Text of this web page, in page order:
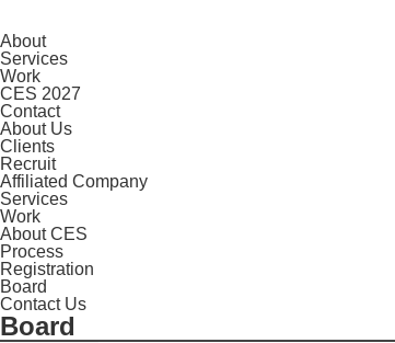
About
Services
Work
CES 2027
Contact
About Us
Clients
Recruit
Affiliated Company
Services
Work
About CES
Process
Registration
Board
Contact Us
Board